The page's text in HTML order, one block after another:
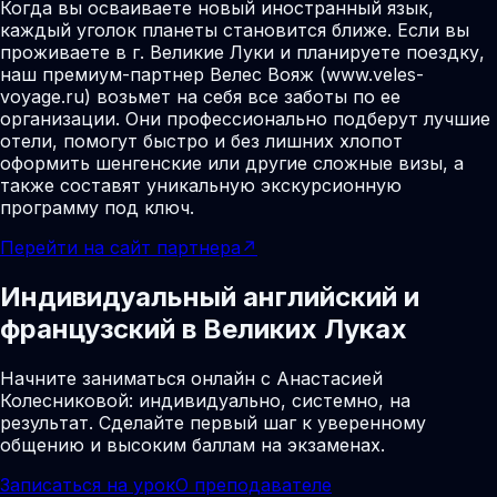
Когда вы осваиваете новый иностранный язык,
каждый уголок планеты становится ближе. Если вы
проживаете в г. Великие Луки и планируете поездку,
наш премиум-партнер Велес Вояж (www.veles-
voyage.ru) возьмет на себя все заботы по ее
организации. Они профессионально подберут лучшие
отели, помогут быстро и без лишних хлопот
оформить шенгенские или другие сложные визы, а
также составят уникальную экскурсионную
программу под ключ.
Перейти на сайт партнера ↗
Индивидуальный английский и
французский в Великих Луках
Начните заниматься онлайн с Анастасией
Колесниковой: индивидуально, системно, на
результат. Сделайте первый шаг к уверенному
общению и высоким баллам на экзаменах.
Записаться на урокО преподавателе